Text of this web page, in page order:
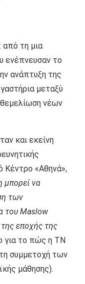
από τη μια
ενέπνευσαν το
ανάπτυξη της
μεταξύ
νέων
και εκείνη
Κέντρο «Αθηνά»,
να
των
του Maslow
εποχής της
για το πώς η ΤΝ
συμμετοχή των
μάθησης).